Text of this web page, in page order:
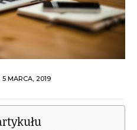
5 MARCA, 2019